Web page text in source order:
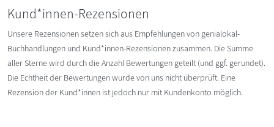
Kund*innen-Rezensionen
Unsere Rezensionen setzen sich aus Empfehlungen von genialokal-
Buchhandlungen und Kund*innen-Rezensionen zusammen. Die Summe
aller Sterne wird durch die Anzahl Bewertungen geteilt (und ggf. gerundet).
Die Echtheit der Bewertungen wurde von uns nicht überprüft. Eine
Rezension der Kund*innen ist jedoch nur mit Kundenkonto möglich.